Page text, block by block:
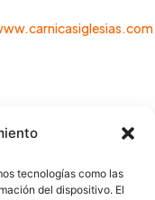
tecnologías como las
del dispositivo. El
Ibéricos Crego